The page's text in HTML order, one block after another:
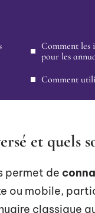
Comment les
pour les
Comment
et quels
permet de
ou mobile,
classique